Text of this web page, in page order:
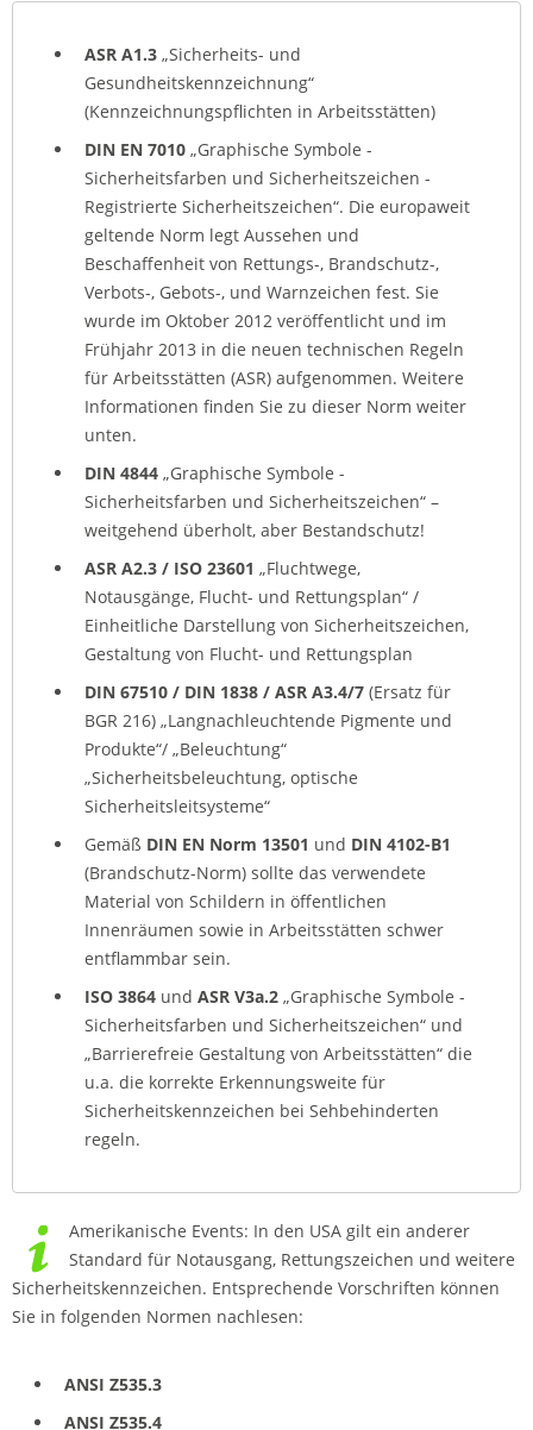
ASR A1.3 „Sicherheits- und
Gesundheitskennzeichnung“
(Kennzeichnungspflichten in Arbeitsstätten)
DIN EN 7010 „Graphische Symbole -
Sicherheitsfarben und Sicherheitszeichen -
Registrierte Sicherheitszeichen“. Die europaweit
geltende Norm legt Aussehen und
Beschaffenheit von Rettungs-, Brandschutz-,
Verbots-, Gebots-, und Warnzeichen fest. Sie
wurde im Oktober 2012 veröffentlicht und im
Frühjahr 2013 in die neuen technischen Regeln
für Arbeitsstätten (ASR) aufgenommen. Weitere
Informationen finden Sie zu dieser Norm weiter
unten.
DIN 4844 „Graphische Symbole -
Sicherheitsfarben und Sicherheitszeichen“ –
weitgehend überholt, aber Bestandschutz!
ASR A2.3 / ISO 23601 „Fluchtwege,
Notausgänge, Flucht- und Rettungsplan“ /
Einheitliche Darstellung von Sicherheitszeichen,
Gestaltung von Flucht- und Rettungsplan
DIN 67510 / DIN 1838 / ASR A3.4/7 (Ersatz für
BGR 216) „Langnachleuchtende Pigmente und
Produkte“/ „Beleuchtung“
„Sicherheitsbeleuchtung, optische
Sicherheitsleitsysteme“
Gemäß DIN EN Norm 13501 und DIN 4102-B1
(Brandschutz-Norm) sollte das verwendete
Material von Schildern in öffentlichen
Innenräumen sowie in Arbeitsstätten schwer
entflammbar sein.
ISO 3864 und ASR V3a.2 „Graphische Symbole -
Sicherheitsfarben und Sicherheitszeichen“ und
„Barrierefreie Gestaltung von Arbeitsstätten“ die
u.a. die korrekte Erkennungsweite für
Sicherheitskennzeichen bei Sehbehinderten
regeln.
Amerikanische Events: In den USA gilt ein anderer
Standard für Notausgang, Rettungszeichen und weitere
Sicherheitskennzeichen. Entsprechende Vorschriften können
Sie in folgenden Normen nachlesen:
ANSI Z535.3
ANSI Z535.4